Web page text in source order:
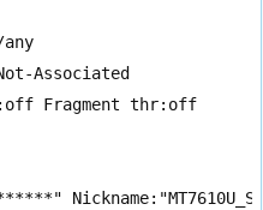
Associated
Fragment thr:off